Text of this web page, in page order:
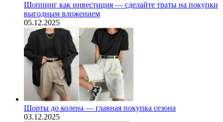
Шоппинг как инвестиция — сделайте траты на покупки
выгодным вложением
05.12.2025
Шорты до колена — главная покупка сезона
03.12.2025